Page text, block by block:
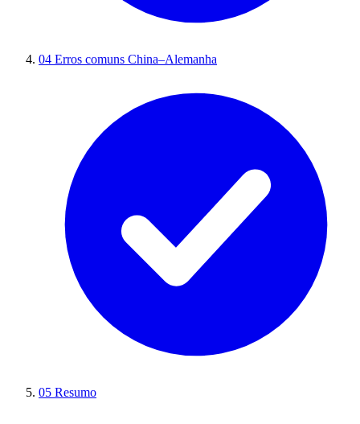
04 Erros comuns China–Alemanha
05 Resumo